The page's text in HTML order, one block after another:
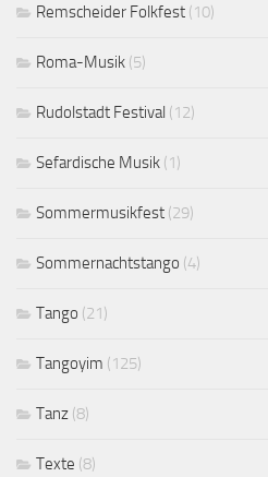
Remscheider Folkfest (10)
Roma-Musik (5)
Rudolstadt Festival (12)
Sefardische Musik (1)
Sommermusikfest (29)
Sommernachtstango (4)
Tango (21)
Tangoyim (125)
Tanz (8)
Texte (8)